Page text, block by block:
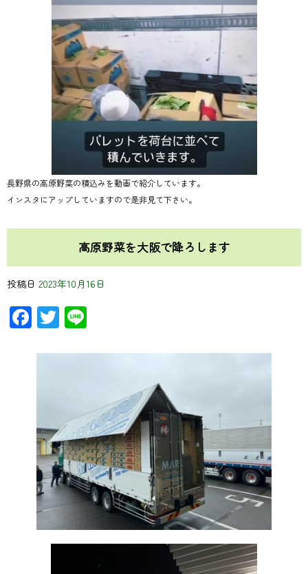
長野県の高原野菜の積込みを動画で紹介しています。
インスタにアップしていますので是非見て下さい。
高原野菜を大阪で降ろします
投稿日 2023年10月16日
Facebook
Twitter